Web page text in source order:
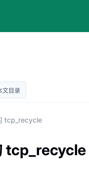
文目录
tcp_recycle
tcp_recycle